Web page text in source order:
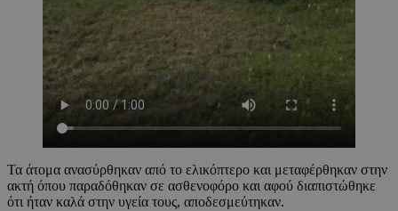
Τα άτομα ανασύρθηκαν από το ελικόπτερο και μεταφέρθηκαν στην
ακτή όπου παραδόθηκαν σε ασθενοφόρο και αφού διαπιστώθηκε
ότι ήταν καλά στην υγεία τους, αποδεσμεύτηκαν.